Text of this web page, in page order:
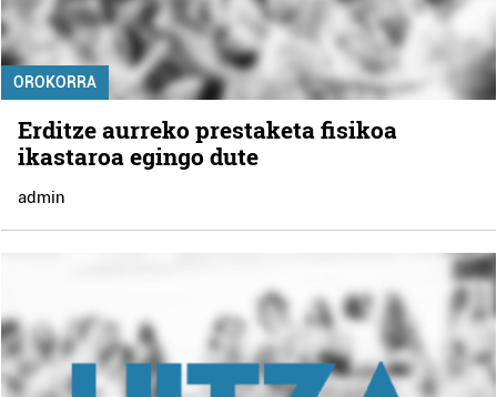
OROKORRA
Erditze aurreko prestaketa fisikoa
ikastaroa egingo dute
admin